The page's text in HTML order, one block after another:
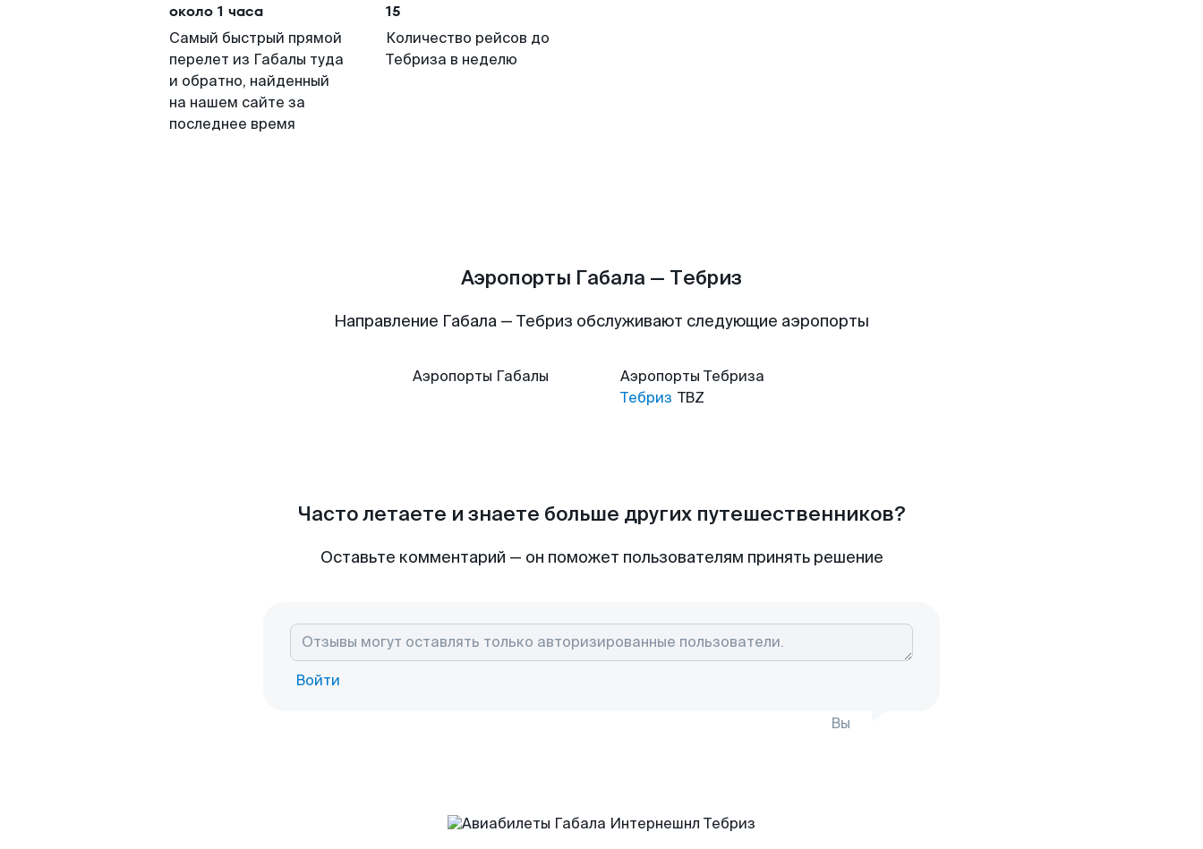
около 1 часа
Самый быстрый прямой
перелет из Габалы туда
и обратно, найденный
на нашем сайте за
последнее время
15
Количество рейсов до
Тебриза в неделю
Аэропорты Габала — Тебриз
Направление Габала — Тебриз обслуживают следующие аэропорты
Аэропорты Габалы Аэропорты Тебриза
Тебриз TBZ
Часто летаете и знаете больше других путешественников?
Оставьте комментарий — он поможет пользователям принять решение
Войти
Вы